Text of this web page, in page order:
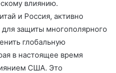
ki
влиянию.
и Россия, активно
защиты многополярного
глобальную
в настоящее время
США. Это